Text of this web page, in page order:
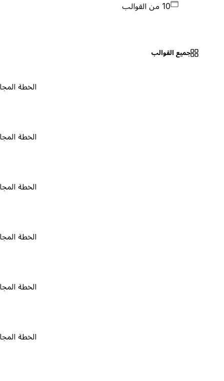
جميع القوالب
الخطة المجانية ٠
الخطة المجانية ٠
الخطة المجانية ٠
الخطة المجانية ٠
الخطة المجانية ٠
الخطة المجانية ٠